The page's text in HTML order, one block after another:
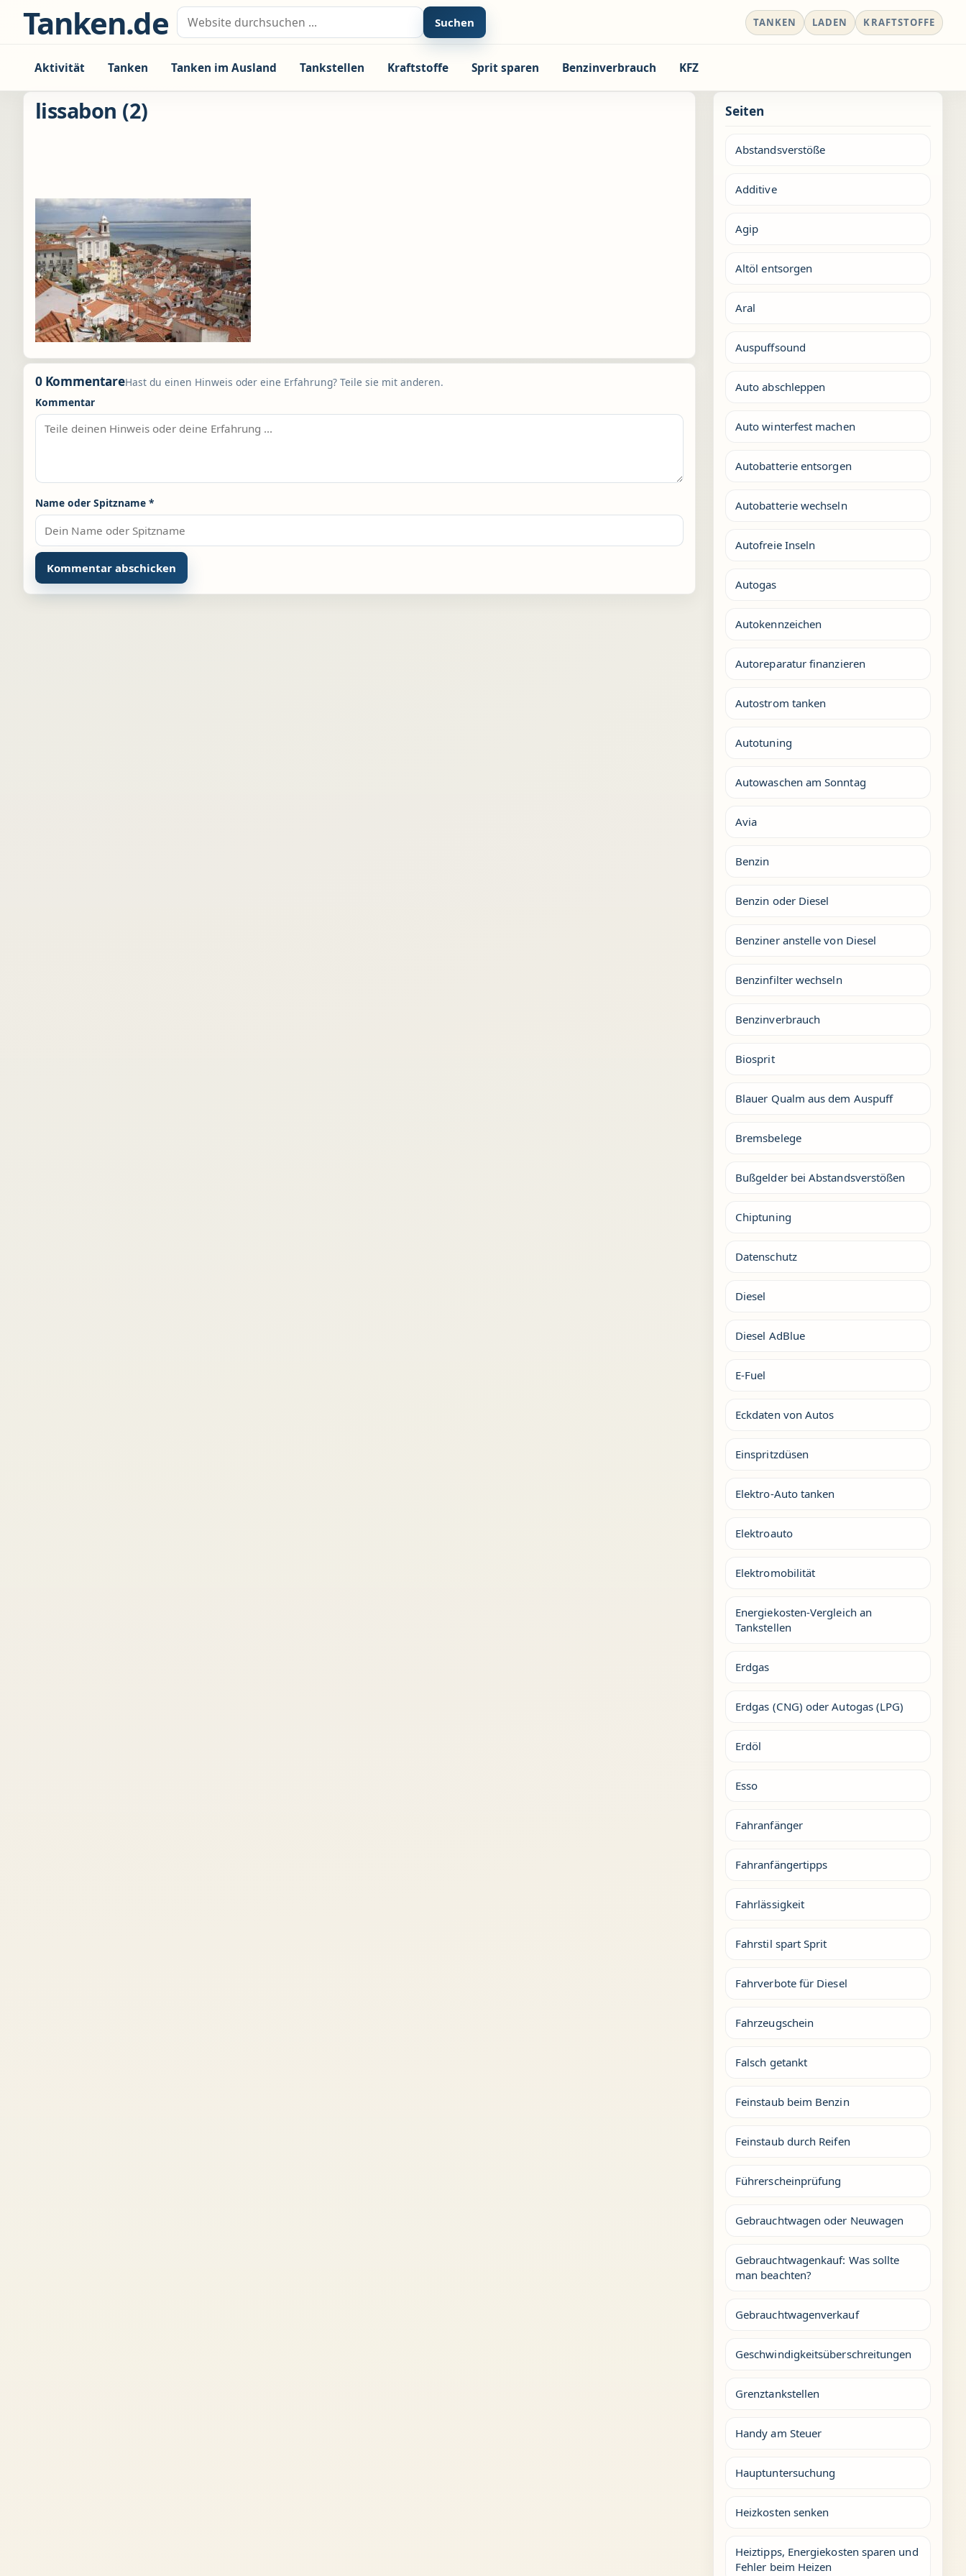
Zum Inhalt springen
Tanken.de Suche nach: Suchen TANKEN LADEN KRAFTSTOFFE
Aktivität Tanken Tanken im Ausland Tankstellen Kraftstoffe Sprit sparen Benzinverbrauch KFZ
lissabon (2)
0 KommentareHast du einen Hinweis oder eine Erfahrung? Teile sie mit anderen.
Kommentar
Name oder Spitzname *
Seiten
Abstandsverstöße
Additive
Agip
Altöl entsorgen
Aral
Auspuffsound
Auto abschleppen
Auto winterfest machen
Autobatterie entsorgen
Autobatterie wechseln
Autofreie Inseln
Autogas
Autokennzeichen
Autoreparatur finanzieren
Autostrom tanken
Autotuning
Autowaschen am Sonntag
Avia
Benzin
Benzin oder Diesel
Benziner anstelle von Diesel
Benzinfilter wechseln
Benzinverbrauch
Biosprit
Blauer Qualm aus dem Auspuff
Bremsbelege
Bußgelder bei Abstandsverstößen
Chiptuning
Datenschutz
Diesel
Diesel AdBlue
E-Fuel
Eckdaten von Autos
Einspritzdüsen
Elektro-Auto tanken
Elektroauto
Elektromobilität
Energiekosten-Vergleich an
Tankstellen
Erdgas
Erdgas (CNG) oder Autogas (LPG)
Erdöl
Esso
Fahranfänger
Fahranfängertipps
Fahrlässigkeit
Fahrstil spart Sprit
Fahrverbote für Diesel
Fahrzeugschein
Falsch getankt
Feinstaub beim Benzin
Feinstaub durch Reifen
Führerscheinprüfung
Gebrauchtwagen oder Neuwagen
Gebrauchtwagenkauf: Was sollte
man beachten?
Gebrauchtwagenverkauf
Geschwindigkeitsüberschreitungen
Grenztankstellen
Handy am Steuer
Hauptuntersuchung
Heizkosten senken
Heiztipps, Energiekosten sparen und
Fehler beim Heizen